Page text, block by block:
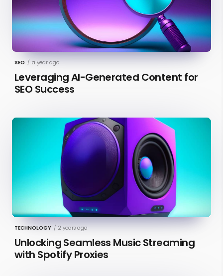
SEO / a year ago
Leveraging AI-Generated Content for
SEO Success
TECHNOLOGY / 2 years ago
Unlocking Seamless Music Streaming
with Spotify Proxies